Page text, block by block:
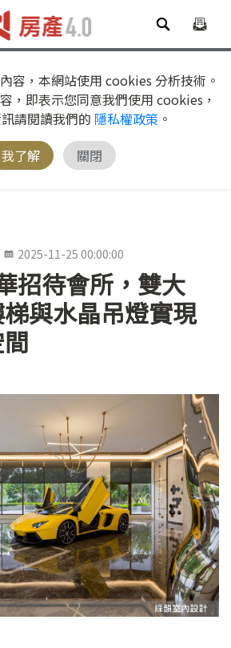
容，本網站使用 cookies 分析技術。
，即表示您同意我們使用 cookies，
請閱讀我們的 隱私權政策 。
我了解
關閉
2025-11-25 00:00:00
招待會所，雙大
與水晶吊燈實現